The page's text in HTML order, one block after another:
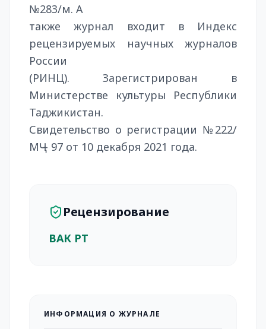
№283/м. А
также журнал входит в Индекс
рецензируемых научных журналов
России
(РИНЦ). Зарегистрирован в
Министерстве культуры Республики
Таджикистан.
Свидетельство о регистрации №222/
МҶ – 97 от 10 декабря 2021 года.
Рецензирование
ВАК РТ
ИНФОРМАЦИЯ О ЖУРНАЛЕ